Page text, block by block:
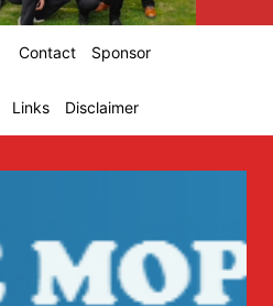
Contact Sponsor
Links Disclaimer